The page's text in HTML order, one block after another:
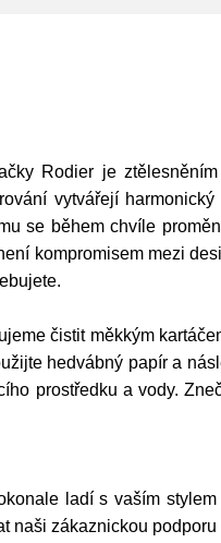
Rodier je
vytvářejí
se během chvíle
kompromisem mezi
čistit měkkým
hedvábný papír a
prostředku a vody.
ladí s vaším
naši zákaznickou